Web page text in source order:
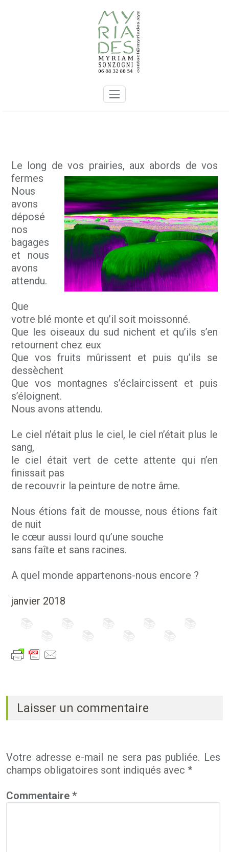
Le long de vos prairies, aux abords de vos
fermes
Nous
avons
déposé
nos
bagages
et nous
avons
attendu.
Que
votre blé monte et qu’il soit moissonné.
Que les oiseaux du sud nichent et qu’ils s’en
retournent chez eux
Que vos fruits mûrissent et puis qu’ils se
dessèchent
Que vos montagnes s’éclaircissent et puis
s’éloignent.
Nous avons attendu.
Le ciel n’était plus le ciel, le ciel n’était plus le
sang,
le ciel était vert de cette attente qui n’en
finissait pas
de recouvrir la peinture de notre âme.
Nous étions fait de mousse, nous étions fait
de nuit
le cœur aussi lourd qu’une souche
sans faîte et sans racines.
A quel monde appartenons-nous encore ?
janvier 2018
Laisser un commentaire
Votre adresse e-mail ne sera pas publiée. Les
champs obligatoires sont indiqués avec *
Commentaire *